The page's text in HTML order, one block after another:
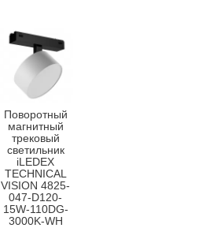
Поворотный
магнитный
трековый
светильник
iLEDEX
TECHNICAL
VISION 4825-
047-D120-
15W-110DG-
3000K-WH